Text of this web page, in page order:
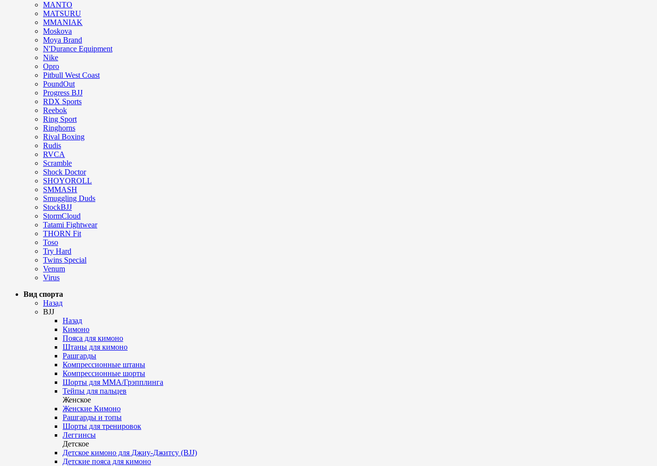
MANTO
MATSURU
MMANIAK
Moskova
Moya Brand
N'Durance Equipment
Nike
Opro
Pitbull West Coast
PoundOut
Progress BJJ
RDX Sports
Reebok
Ring Sport
Ringhorns
Rival Boxing
Rudis
RVCA
Scramble
Shock Doctor
SHOYOROLL
SMMASH
Smuggling Duds
StockBJJ
StormCloud
Tatami Fightwear
THORN Fit
Toso
Try Hard
Twins Special
Venum
Virus
Вид спорта
Назад
BJJ
Назад
Кимоно
Пояса для кимоно
Штаны для кимоно
Рашгарды
Компрессионные штаны
Компрессионные шорты
Шорты для ММА/Грэпплинга
Тейпы для пальцев
Женское
Женские Кимоно
Рашгарды и топы
Шорты для тренировок
Леггинсы
Детское
Детское кимоно для Джиу-Джитсу (BJJ)
Детские пояса для кимоно